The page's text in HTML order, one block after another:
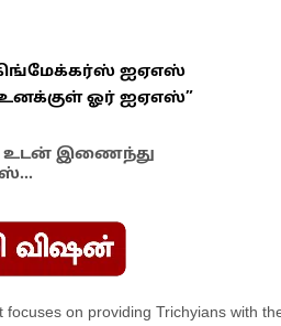
கிங்மேக்கர்ஸ் ஐஏஎஸ்
ஓர் ஐஏஎஸ்”
உடன் இணைந்து
focuses on providing Trichyians with